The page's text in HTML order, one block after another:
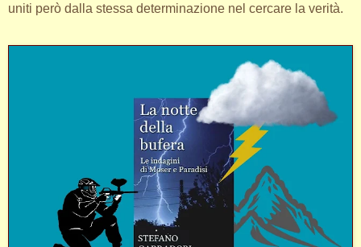
uniti però dalla stessa determinazione nel cercare la verità.